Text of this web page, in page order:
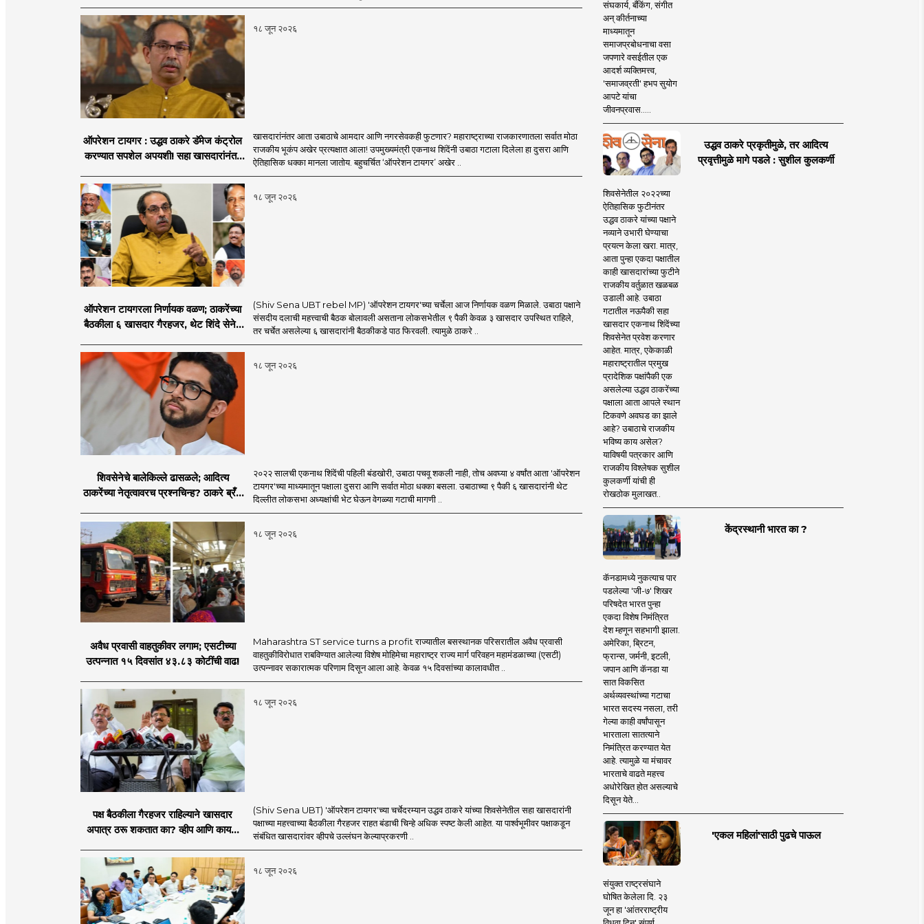
१८ जून २०२६
ऑपरेशन टायगर : उद्धव ठाकरे डॅमेज कंट्रोल
करण्यात सपशेल अपयशी! सहा खासदारांनंतर
चर्चा सुरू
खासदारांनंतर आता उबाठाचे आमदार आणि नगरसेवकही फुटणार? महाराष्ट्राच्या राजकारणातला सर्वात मोठा
राजकीय भूकंप अखेर प्रत्यक्षात आला! उपमुख्यमंत्री एकनाथ शिंदेंनी उबाठा गटाला दिलेला हा दुसरा आणि
ऐतिहासिक धक्का मानला जातोय. बहुचर्चित ‘ऑपरेशन टायगर’ अखेर ..
१८ जून २०२६
ऑपरेशन टायगरला निर्णायक वळण; ठाकरेंच्या
बैठकीला ६ खासदार गैरहजर, थेट शिंदे सेनेत
(Shiv Sena UBT rebel MP) 'ऑपरेशन टायगर'च्या चर्चेला आज निर्णायक वळण मिळाले. उबाठा पक्षाने
संसदीय दलाची महत्त्वाची बैठक बोलावली असताना लोकसभेतील ९ पैकी केवळ ३ खासदार उपस्थित राहिले,
तर चर्चेत असलेल्या ६ खासदारांनी बैठकीकडे पाठ फिरवली. त्यामुळे ठाकरे ..
१८ जून २०२६
शिवसेनेचे बालेकिल्ले ढासळले; आदित्य
ठाकरेंच्या नेतृत्वावरच प्रश्नचिन्ह? ठाकरे ब्रँड
२०२२ सालची एकनाथ शिंदेंची पहिली बंडखोरी, उबाठा पचवू शकली नाही, तोच अवघ्या ४ वर्षांत आता 'ऑपरेशन
टायगर'च्या माध्यमातून पक्षाला दुसरा आणि सर्वात मोठा धक्का बसला. उबाठाच्या ९ पैकी ६ खासदारांनी थेट
दिल्लीत लोकसभा अध्यक्षांची भेट घेऊन वेगळ्या गटाची मागणी ..
१८ जून २०२६
अवैध प्रवासी वाहतुकीवर लगाम; एसटीच्या
उत्पन्नात १५ दिवसांत ४३.८३ कोटींची वाढ!
Maharashtra ST service turns a profit राज्यातील बसस्थानक परिसरातील अवैध प्रवासी
वाहतुकीविरोधात राबविण्यात आलेल्या विशेष मोहिमेचा महाराष्ट्र राज्य मार्ग परिवहन महामंडळाच्या (एसटी)
उत्पन्नावर सकारात्मक परिणाम दिसून आला आहे. केवळ १५ दिवसांच्या कालावधीत ..
१८ जून २०२६
पक्ष बैठकीला गैरहजर राहिल्याने खासदार
अपात्र ठरू शकतात का? व्हीप आणि कायदा
(Shiv Sena UBT) 'ऑपरेशन टायगर'च्या चर्चेदरम्यान उद्धव ठाकरे यांच्या शिवसेनेतील सहा खासदारांनी
पक्षाच्या महत्त्वाच्या बैठकीला गैरहजर राहत बंडाची चिन्हे अधिक स्पष्ट केली आहेत. या पार्श्वभूमीवर पक्षाकडून
संबंधित खासदारांवर व्हीपचे उल्लंघन केल्याप्रकरणी ..
१८ जून २०२६
संघकार्य, बँकिंग, संगीत
अन् कीर्तनाच्या
माध्यमातून
समाजप्रबोधनाचा वसा
जपणारे वसईतील एक
आदर्श व्यक्तिमत्त्व,
'समाजव्रती' हभप सुयोग
आपटे यांचा
जीवनप्रवास.....
उद्धव ठाकरे प्रकृतीमुळे, तर आदित्य
प्रवृत्तीमुळे मागे पडले : सुशील कुलकर्णी
शिवसेनेतील २०२२च्या
ऐतिहासिक फुटीनंतर
उद्धव ठाकरे यांच्या पक्षाने
नव्याने उभारी घेण्याचा
प्रयत्न केला खरा. मात्र,
आता पुन्हा एकदा पक्षातील
काही खासदारांच्या फुटीने
राजकीय वर्तुळात खळबळ
उडाली आहे. उबाठा
गटातील नऊपैकी सहा
खासदार एकनाथ शिंदेंच्या
शिवसेनेत प्रवेश करणार
आहेत. मात्र, एकेकाळी
महाराष्ट्रातील प्रमुख
प्रादेशिक पक्षांपैकी एक
असलेल्या उद्धव ठाकरेंच्या
पक्षाला आता आपले स्थान
टिकवणे अवघड का झाले
आहे? उबाठाचे राजकीय
भविष्य काय असेल?
याविषयी पत्रकार आणि
राजकीय विश्लेषक सुशील
कुलकर्णी यांची ही
रोखठोक मुलाखत..
केंद्रस्थानी भारत का ?
कॅनडामध्ये नुकत्याच पार
पडलेल्या 'जी-७' शिखर
परिषदेत भारत पुन्हा
एकदा विशेष निमंत्रित
देश म्हणून सहभागी झाला.
अमेरिका, ब्रिटन,
फ्रान्स, जर्मनी, इटली,
जपान आणि कॅनडा या
सात विकसित
अर्थव्यवस्थांच्या गटाचा
भारत सदस्य नसला, तरी
गेल्या काही वर्षांपासून
भारताला सातत्याने
निमंत्रित करण्यात येत
आहे. त्यामुळे या मंचावर
भारताचे वाढते महत्त्व
अधोरेखित होत असल्याचे
दिसून येते...
'एकल महिलां'साठी पुढचे पाऊल
संयुक्त राष्ट्रसंघाने
घोषित केलेला दि. २३
जून हा 'आंतरराष्ट्रीय